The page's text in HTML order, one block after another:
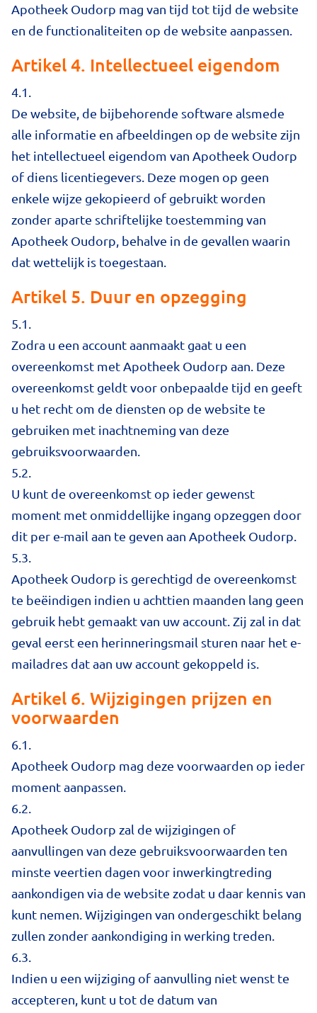
Apotheek Oudorp mag van tijd tot tijd de website
en de functionaliteiten op de website aanpassen.
Artikel 4. Intellectueel eigendom
4.1.
De website, de bijbehorende software alsmede
alle informatie en afbeeldingen op de website zijn
het intellectueel eigendom van Apotheek Oudorp
of diens licentiegevers. Deze mogen op geen
enkele wijze gekopieerd of gebruikt worden
zonder aparte schriftelijke toestemming van
Apotheek Oudorp, behalve in de gevallen waarin
dat wettelijk is toegestaan.
Artikel 5. Duur en opzegging
5.1.
Zodra u een account aanmaakt gaat u een
overeenkomst met Apotheek Oudorp aan. Deze
overeenkomst geldt voor onbepaalde tijd en geeft
u het recht om de diensten op de website te
gebruiken met inachtneming van deze
gebruiksvoorwaarden.
5.2.
U kunt de overeenkomst op ieder gewenst
moment met onmiddellijke ingang opzeggen door
dit per e-mail aan te geven aan Apotheek Oudorp.
5.3.
Apotheek Oudorp is gerechtigd de overeenkomst
te beëindigen indien u achttien maanden lang geen
gebruik hebt gemaakt van uw account. Zij zal in dat
geval eerst een herinneringsmail sturen naar het e-
mailadres dat aan uw account gekoppeld is.
Artikel 6. Wijzigingen prijzen en
voorwaarden
6.1.
Apotheek Oudorp mag deze voorwaarden op ieder
moment aanpassen.
6.2.
Apotheek Oudorp zal de wijzigingen of
aanvullingen van deze gebruiksvoorwaarden ten
minste veertien dagen voor inwerkingtreding
aankondigen via de website zodat u daar kennis van
kunt nemen. Wijzigingen van ondergeschikt belang
zullen zonder aankondiging in werking treden.
6.3.
Indien u een wijziging of aanvulling niet wenst te
accepteren, kunt u tot de datum van